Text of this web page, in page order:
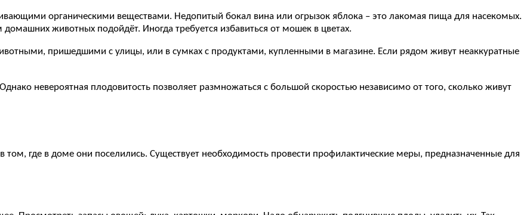
органическими веществами. Недопитый бокал вина или огрызок яблока – это лакомая пища для насекомых.
животных подойдёт. Иногда требуется избавиться от мошек в цветах.
пришедшими с улицы, или в сумках с продуктами, купленными в магазине. Если рядом живут неаккуратные
невероятная плодовитость позволяет размножаться с большой скоростью независимо от того, сколько живут
где в доме они поселились. Существует необходимость провести профилактические меры, предназначенные для